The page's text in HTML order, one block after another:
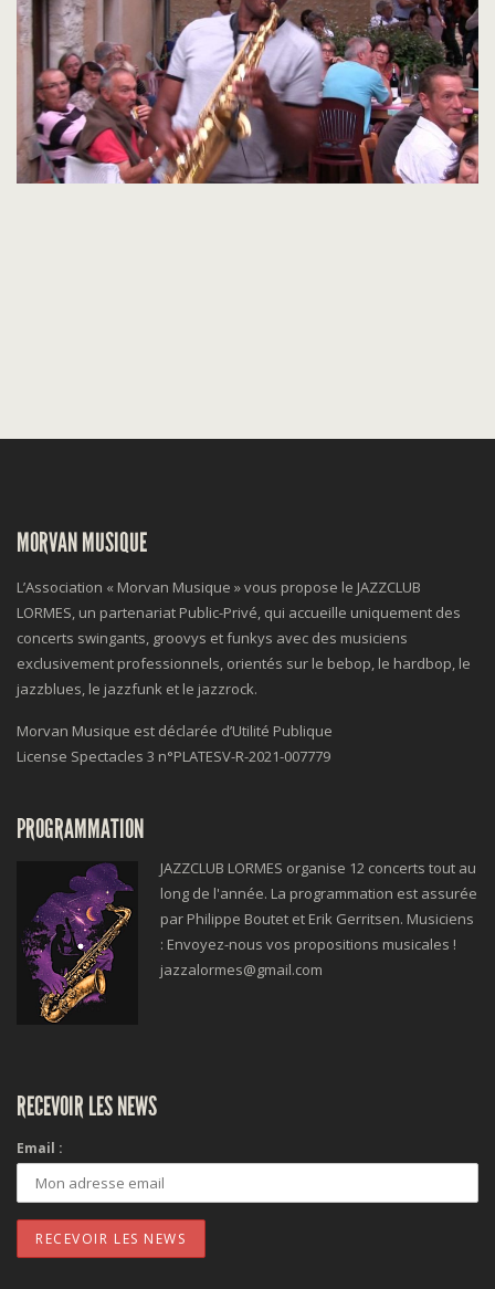
MORVAN MUSIQUE
L’Association « Morvan Musique » vous propose le JAZZCLUB
LORMES, un partenariat Public-Privé, qui accueille uniquement des
concerts swingants, groovys et funkys avec des musiciens
exclusivement professionnels, orientés sur le bebop, le hardbop, le
jazzblues, le jazzfunk et le jazzrock.
Morvan Musique est déclarée d’Utilité Publique
License Spectacles 3 n°PLATESV-R-2021-007779
PROGRAMMATION
JAZZCLUB LORMES organise 12 concerts tout au
long de l'année. La programmation est assurée
par Philippe Boutet et Erik Gerritsen. Musiciens
: Envoyez-nous vos propositions musicales !
jazzalormes@gmail.com
RECEVOIR LES NEWS
Email :